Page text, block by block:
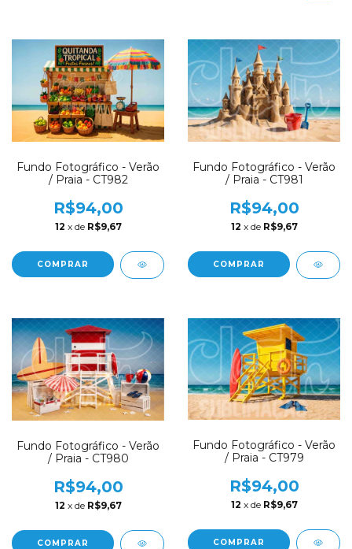
Fundo Fotográfico - Verão
/ Praia - CT982
R$94,00
12 x de R$9,67
COMPRAR
Fundo Fotográfico - Verão
/ Praia - CT981
R$94,00
12 x de R$9,67
COMPRAR
Fundo Fotográfico - Verão
/ Praia - CT980
R$94,00
12 x de R$9,67
COMPRAR
Fundo Fotográfico - Verão
/ Praia - CT979
R$94,00
12 x de R$9,67
COMPRAR